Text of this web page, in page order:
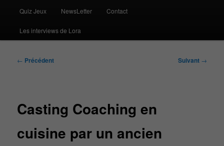
Quiz Jeux NewsLetter Contact
Les interviews de Lora
Navigation
← Précédent Suivant →
Casting Coaching en
cuisine par un ancien